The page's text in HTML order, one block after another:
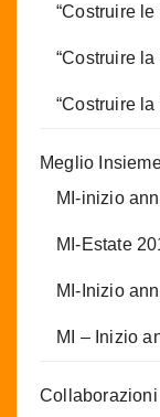
“Costruire le
“Costruire la
“Costruire
Meglio
MI-inizio
MI-Estate
MI-Inizio
MI – Inizio
Collaborazioni